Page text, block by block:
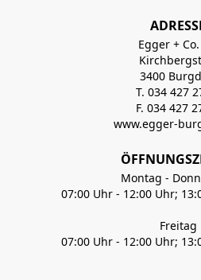
Egger +
3400
T. 034 427
F. 034 427
www.egger-
Montag -
07:00 Uhr - 12:00 Uhr;
Freitag
07:00 Uhr - 12:00 Uhr;